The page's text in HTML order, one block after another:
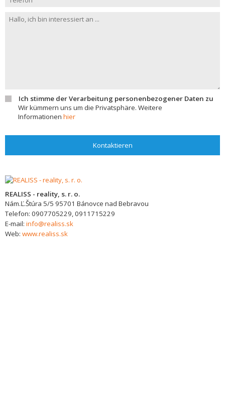
Ich stimme der Verarbeitung personenbezogener Daten zu
Wir kümmern uns um die Privatsphäre. Weitere
Informationen hier
Kontaktieren
REALISS - reality, s. r. o.
Nám.Ľ.Štúra 5/5 95701 Bánovce nad Bebravou
Telefon: 0907705229, 0911715229
E-mail: info@realiss.sk
Web: www.realiss.sk